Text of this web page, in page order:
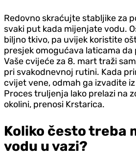
Redovno skraćujte stabljike za
svaki put kada mijenjate vodu.
biljno tkivo, pa uvijek koristite
presjek omogućava laticama
Vaše cvijeće za 8. mart traži
pri svakodnevnoj rutini. Kada
cvijet vene, odmah ga izvadite
Proces truljenja lako prelazi na
okolini, prenosi Krstarica.
Koliko često treba
vodu u vazi?